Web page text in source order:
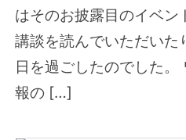
はそのお披露目のイベン
講談を読んでいただいた
日を過ごしたのでした
報の […]